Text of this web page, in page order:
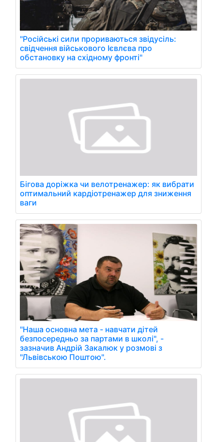
"Російські сили прориваються звідусіль:
свідчення військового Ієвлєва про
обстановку на східному фронті"
Бігова доріжка чи велотренажер: як вибрати
оптимальний кардіотренажер для зниження
ваги
"Наша основна мета - навчати дітей
безпосередньо за партами в школі", -
зазначив Андрій Закалюк у розмові з
"Львівською Поштою".